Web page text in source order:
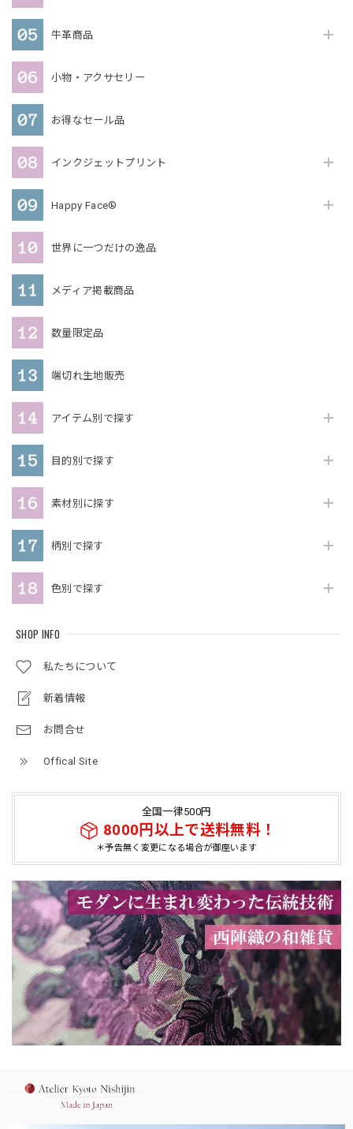
牛革商品
小物・アクサセリー
お得なセール品
インクジェットプリント
Happy Face®
世界に一つだけの逸品
メディア掲載商品
数量限定品
端切れ生地販売
アイテム別で探す
目的別で探す
素材別に探す
柄別で探す
色別で探す
SHOP INFO
私たちについて
新着情報
お問合せ
Offical Site
全国一律500円
8000円以上で送料無料！
＊予告無く変更になる場合が御座います